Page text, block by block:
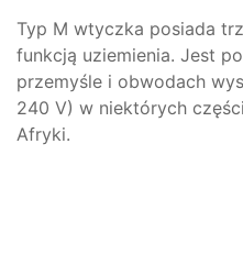
Typ M wtyczka posiada
funkcją uziemienia. Jest
przemyśle i obwodach
240 V) w niektórych
Afryki.